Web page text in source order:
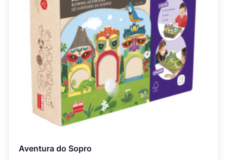
Aventura do Sopro